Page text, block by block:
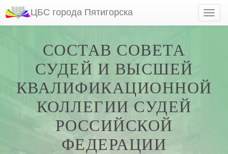
ЦБС города Пятигорска
СОСТАВ СОВЕТА
СУДЕЙ И ВЫСШЕЙ
КВАЛИФИКАЦИОННОЙ
КОЛЛЕГИИ СУДЕЙ
РОССИЙСКОЙ
ФЕДЕРАЦИИ